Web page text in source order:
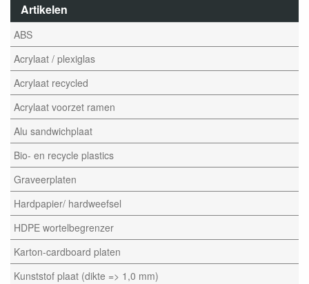
Artikelen
ABS
Acrylaat / plexiglas
Acrylaat recycled
Acrylaat voorzet ramen
Alu sandwichplaat
Bio- en recycle plastics
Graveerplaten
Hardpapier/ hardweefsel
HDPE wortelbegrenzer
Karton-cardboard platen
Kunststof plaat (dikte => 1,0 mm)